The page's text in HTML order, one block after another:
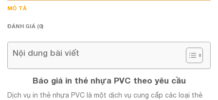
MÔ TẢ
ĐÁNH GIÁ (0)
Nội dung bài viết
Báo giá in thẻ nhựa PVC theo yêu cầu
Dịch vụ in thẻ nhựa PVC là một dịch vụ cung cấp các loại thẻ